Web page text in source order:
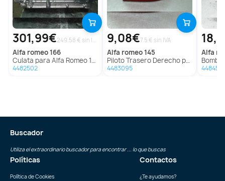
301,99€ 249.58 € sin IVA
alfa romeo166
Culata para Alfa Romeo 166
4482502
9,08€7.5 € sin IVA
alfa romeo145
Piloto Trasero Derecho para Alfa Romeo 145
4483095
alfa
Bomba
4484551
Buscador
Utiliza el extraordinario buscador para encontrar ... lo que buscas
Políticas
Política de Cookies
Contactos
¿Te ayudamos?